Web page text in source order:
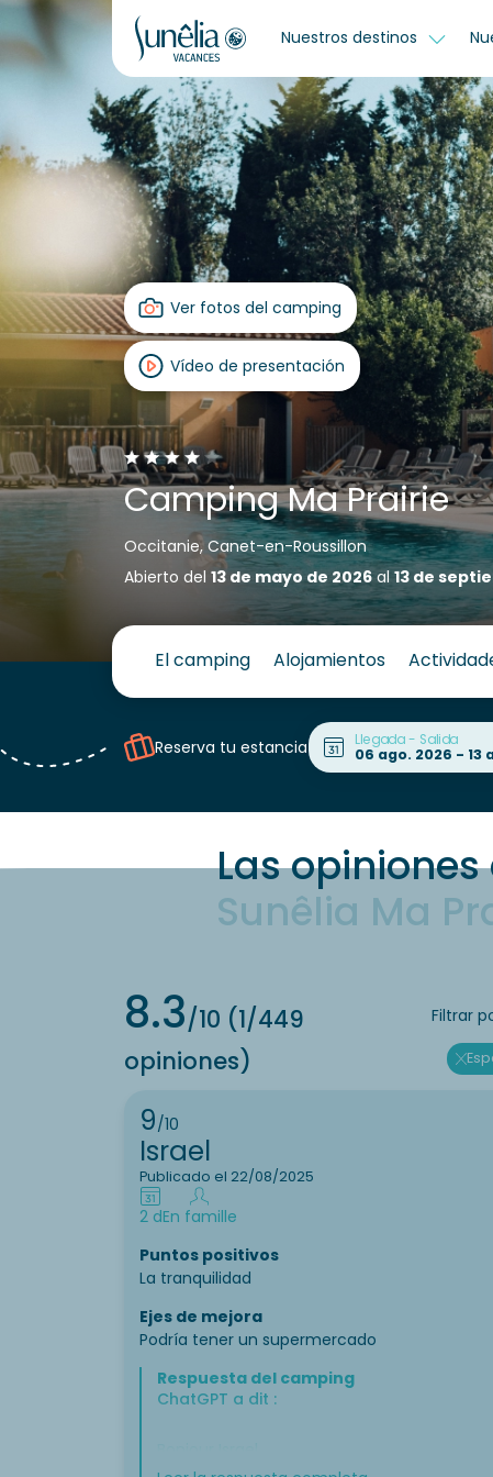
Nuestros destinos
Ver fotos del camping
Vídeo de presentación
Camping Ma Prairie
Occitanie, Canet-en-Roussillon
Abierto del 13 de mayo de 2026al 13 de
El camping Alojamientos
Reserva tu estancia Llegada - Salida
Las
Sunêlia Ma
8.3/10 (1/449
opiniones)
Filtrar
9/10
Israel
Publicado el 22/08/2025
2 dEn famille
Puntos positivos
La tranquilidad
Ejes de mejora
Podría tener un supermercado
Respuesta del camping
ChatGPT a dit :